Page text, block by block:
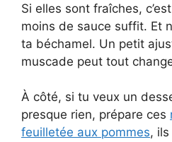
Si elles sont fraîches,
moins de sauce suffit. Et
ta béchamel. Un petit
muscade peut tout
À côté, si tu veux un
presque rien, prépare ces
feuilletée aux pommes,